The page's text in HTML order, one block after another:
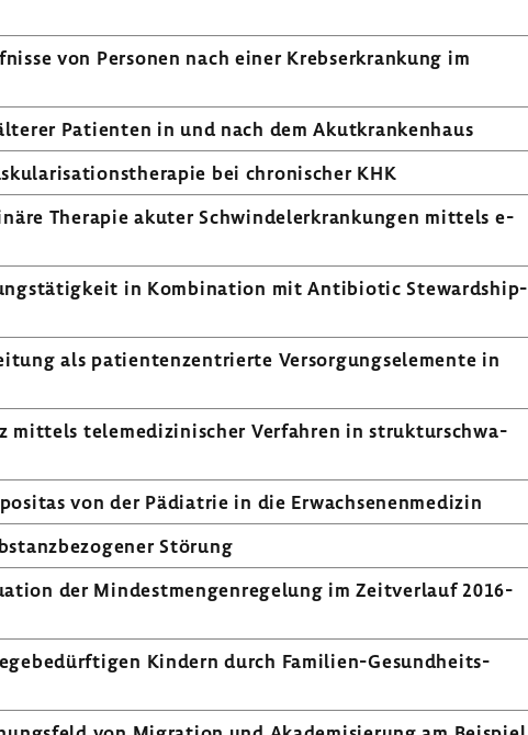
von Personen nach einer Krebs­er­kran­kung im
Pati­enten in und nach dem Akut­kran­ken­haus
bei chro­ni­scher KHK
Therapie akuter Schwin­del­er­kran­kungen mittels e-​
in Kombi­na­tion mit Anti­biotic Stewardship-​
als pati­en­ten­zen­trierte Versor­gungs­ele­mente in
mittels tele­me­di­zi­ni­scher Verfahren in struk­tur­schwa­
von der Pädia­trie in die Erwach­se­nen­me­dizin
Störung
der Mindest­men­gen­re­ge­lung im Zeit­ver­lauf 2016-​
Kindern durch Familien-​Gesundheits-